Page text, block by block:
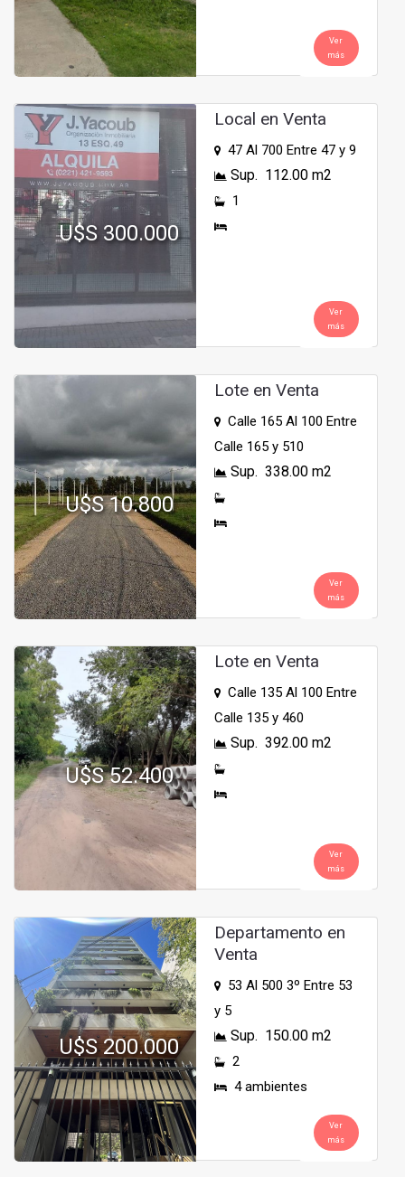
Ver
más
U$S 300.000
Local en Venta
47 Al 700 Entre 47 y 9
Sup. 112.00 m2
1
Ver
más
U$S 10.800
Lote en Venta
Calle 165 Al 100 Entre
Calle 165 y 510
Sup. 338.00 m2
Ver
más
U$S 52.400
Lote en Venta
Calle 135 Al 100 Entre
Calle 135 y 460
Sup. 392.00 m2
Ver
más
U$S 200.000
Departamento en
Venta
53 Al 500 3º Entre 53
y 5
Sup. 150.00 m2
2
4 ambientes
Ver
más